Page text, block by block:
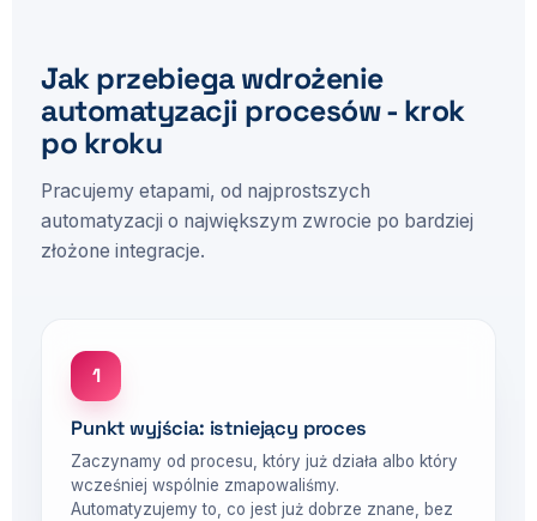
Jak przebiega wdrożenie
automatyzacji procesów - krok
po kroku
Pracujemy etapami, od najprostszych
automatyzacji o największym zwrocie po bardziej
złożone integracje.
1
Punkt wyjścia: istniejący proces
Zaczynamy od procesu, który już działa albo który
wcześniej wspólnie zmapowaliśmy.
Automatyzujemy to, co jest już dobrze znane, bez